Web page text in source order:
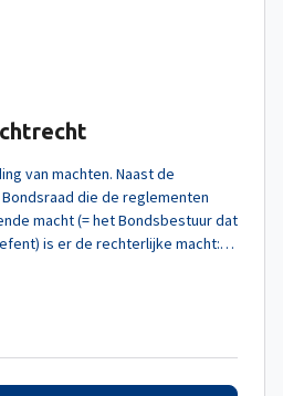
van machten. Naast de
die de reglementen
macht (= het Bondsbestuur dat
is er de rechterlijke macht: